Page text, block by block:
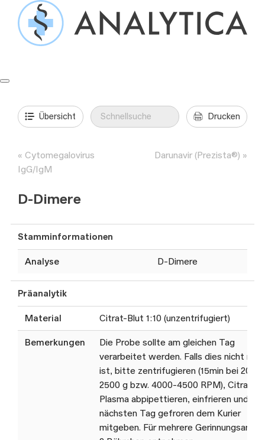
Springe
Inhalt
Übersicht Drucken
Cytomegalovirus
IgG/IgM
Darunavir (Prezista®)
D-Dimere
Stamminformationen
Analyse D-Dimere
Präanalytik
Material Citrat-Blut 1:10 (unzentrifugiert)
Bemerkungen
Die Probe sollte am gleichen Tag
verarbeitet werden. Falls dies nicht
ist, bitte zentrifugieren (15min bei 2000-
2500 g bzw. 4000-4500 RPM), Citrat-
Plasma abpipettieren, einfrieren und am
nächsten Tag gefroren dem Kurier
mitgeben. Für mehrere